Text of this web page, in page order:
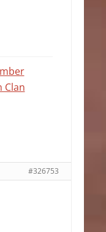
Clan
#326753